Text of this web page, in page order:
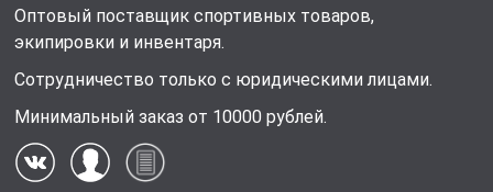
Оптовый поставщик спортивных товаров,
экипировки и инвентаря.
Сотрудничество только с юридическими лицами.
Минимальный заказ от 10000 рублей.